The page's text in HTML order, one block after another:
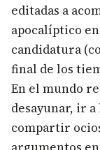
editadas a
apocalíptico
candidatura
final de los
En el mundo
desayunar, ir
compartir